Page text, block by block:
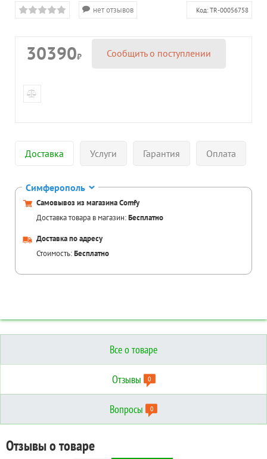
нет отзывов Код: TR-00056758
30390₽ Сообщить о поступлении
Доставка Услуги Гарантия Оплата
Симферополь
Самовывоз из магазина Comfy
Доставка товара в магазин:Бесплатно
Доставка по адресу
Стоимость:Бесплатно
Все о товаре
Отзывы 0
Вопросы 0
Технические характеристики
Отзывы о товаре
Вопросы о товаре